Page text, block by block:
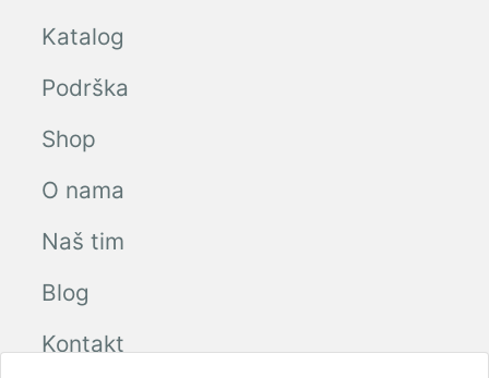
Katalog
Podrška
Shop
O nama
Naš tim
Blog
Kontakt